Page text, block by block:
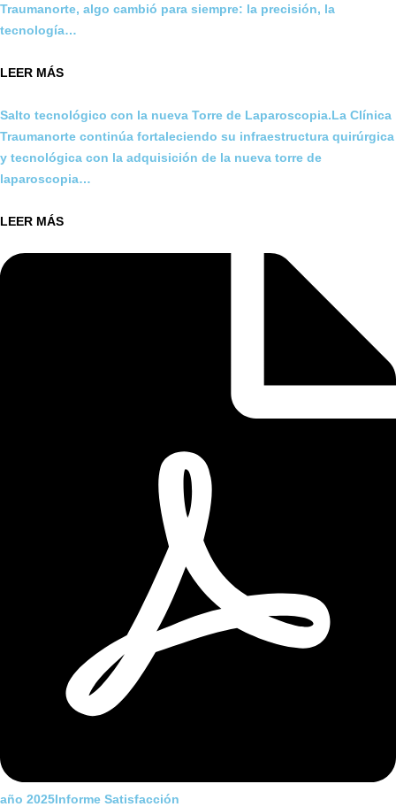
Traumanorte, algo cambió para siempre: la precisión, la
tecnología…
LEER MÁS
Salto tecnológico con la nueva Torre de Laparoscopia.La Clínica
Traumanorte continúa fortaleciendo su infraestructura quirúrgica
y tecnológica con la adquisición de la nueva torre de
laparoscopia…
LEER MÁS
año 2025Informe Satisfacción